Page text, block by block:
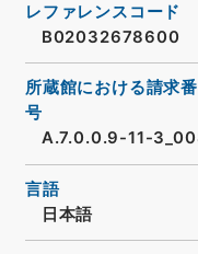
レファレンスコード
B02032678600
所蔵館における請求番
号
A.7.0.0.9-11-
言語
日本語